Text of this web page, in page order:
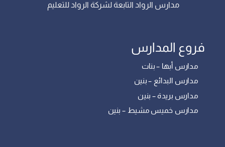
مدارس الرواد التابعة لشركة الرواد للتعليم
فروع المدارس
مدارس أبها – بنات
مدارس البدائع – بنين
مدارس بريدة – بنين
مدارس خميس مشيط – بنين